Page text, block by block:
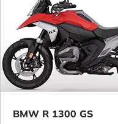
BMW R 1300 GS